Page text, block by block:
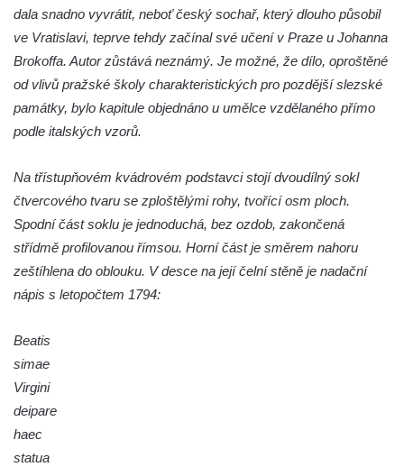
Socha Tygr v ZOO Leipzig
Socha Atlet v ZOO Leipzig
Busta Karla Maxe Schneidera v ZOO
Leipzig
Socha Mladý slon v ZOO Leipzig
Socha Býk v ZOO Dresden
Socha krokodýla v ZOO Dresden
dala snadno vyvrátit, neboť český sochař, který dlouho působil
ve Vratislavi, teprve tehdy začínal své učení v Praze u Johanna
Brokoffa. Autor zůstává neznámý. Je možné, že dílo, oproštěné
od vlivů pražské školy charakteristických pro pozdější slezské
památky, bylo kapitule objednáno u umělce vzdělaného přímo
podle italských vzorů.
Na třístupňovém kvádrovém podstavci stojí dvoudílný sokl
čtvercového tvaru se zploštělými rohy, tvořící osm ploch.
Spodní část soklu je jednoduchá, bez ozdob, zakončená
střídmě profilovanou římsou. Horní část je směrem nahoru
zeštíhlena do oblouku. V desce na její čelní stěně je nadační
nápis s letopočtem 1794:
Beatis
simae
Virgini
deipare
haec
statua